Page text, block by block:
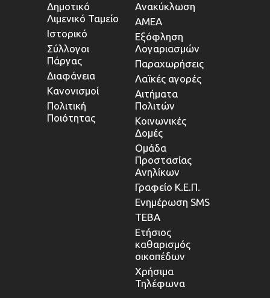
Δημοτικό
Λιμενικό Ταμείο
Ιστορικό
Σύλλογοι
Πάργας
Διαφάνεια
Κανονισμοί
Πολιτική
Ποιότητας
Ανακύκλωση
ΑΜΕΑ
Εξόφληση
Λογαριασμών
Παραχωρήσεις
Λαϊκές αγορές
Αιτήματα
Πολιτών
Κοινωνικές
Δομές
Ομάδα
Προστασίας
Ανηλίκων
Γραφείο Κ.Ε.Π.
Ενημέρωση SMS
ΤΕΒΑ
Ετήσιος
καθαρισμός
οικοπέδων
Χρήσιμα
Τηλέφωνα